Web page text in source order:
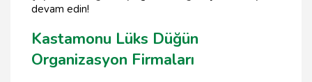
devam edin!
Kastamonu Lüks Düğün
Organizasyon Firmaları